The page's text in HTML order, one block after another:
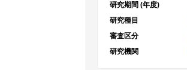
研究期間 (年度)
研究種目
審査区分
研究機関